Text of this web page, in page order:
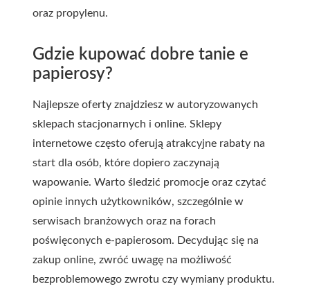
oraz propylenu.
Gdzie kupować dobre tanie e
papierosy?
Najlepsze oferty znajdziesz w autoryzowanych
sklepach stacjonarnych i online. Sklepy
internetowe często oferują atrakcyjne rabaty na
start dla osób, które dopiero zaczynają
wapowanie. Warto śledzić promocje oraz czytać
opinie innych użytkowników, szczególnie w
serwisach branżowych oraz na forach
poświęconych e-papierosom. Decydując się na
zakup online, zwróć uwagę na możliwość
bezproblemowego zwrotu czy wymiany produktu.